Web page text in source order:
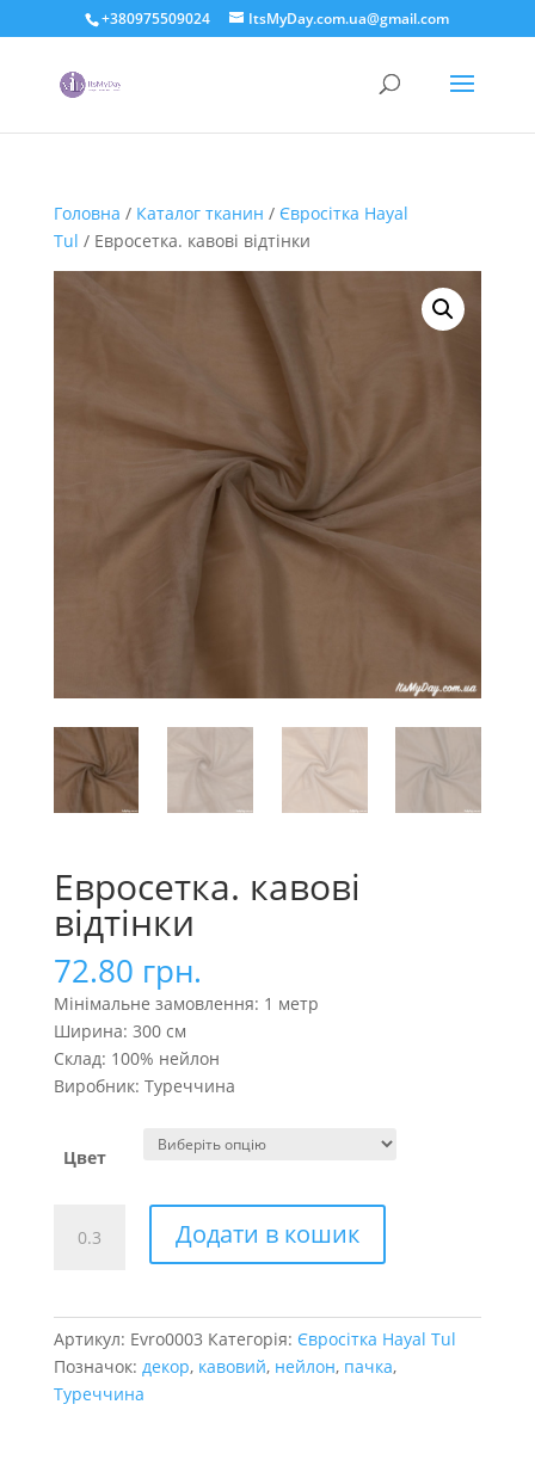
+380975509024 ItsMyDay.com.ua@gmail.com
Головна / Каталог тканин / Євросітка Hayal
Tul / Евросетка. кавові відтінки
Евросетка. кавові
відтінки
72.80 грн.
Мінімальне замовлення: 1 метр
Ширина: 300 см
Склад: 100% нейлон
Виробник: Туреччина
Цвет
кавові
Додати в кошик
Артикул: Evro0003 Категорія: Євросітка Hayal Tul
Позначок: декор, кавовий, нейлон, пачка,
Туреччина